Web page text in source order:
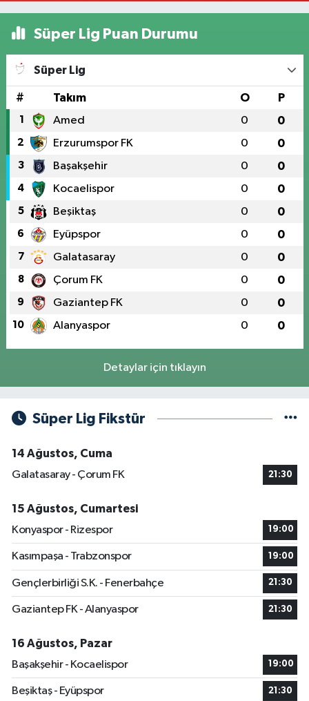
Süper Lig Puan Durumu
Süper Lig
# Takım O P
1 Amed 0 0
2 Erzurumspor FK 0 0
3 Başakşehir 0 0
4 Kocaelispor 0 0
5 Beşiktaş 0 0
6 Eyüpspor 0 0
7 Galatasaray 0 0
8 Çorum FK 0 0
9 Gaziantep FK 0 0
10 Alanyaspor 0 0
Detaylar için tıklayın
Süper Lig Fikstür
14 Ağustos, Cuma
Galatasaray - Çorum FK
21:30
15 Ağustos, Cumartesi
Konyaspor - Rizespor
19:00
Kasımpaşa - Trabzonspor 19:00
Gençlerbirliği S.K. - Fenerbahçe 21:30
Gaziantep FK - Alanyaspor 21:30
16 Ağustos, Pazar
Başakşehir - Kocaelispor
19:00
Beşiktaş - Eyüpspor 21:30